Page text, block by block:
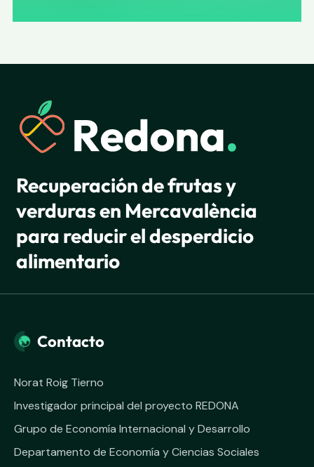
Recuperación de frutas y
verduras en Mercavalència
para reducir el desperdicio
alimentario
Contacto
Norat Roig Tierno
Investigador principal del proyecto REDONA
Grupo de Economía Internacional y Desarrollo
Departamento de Economía y Ciencias Sociales